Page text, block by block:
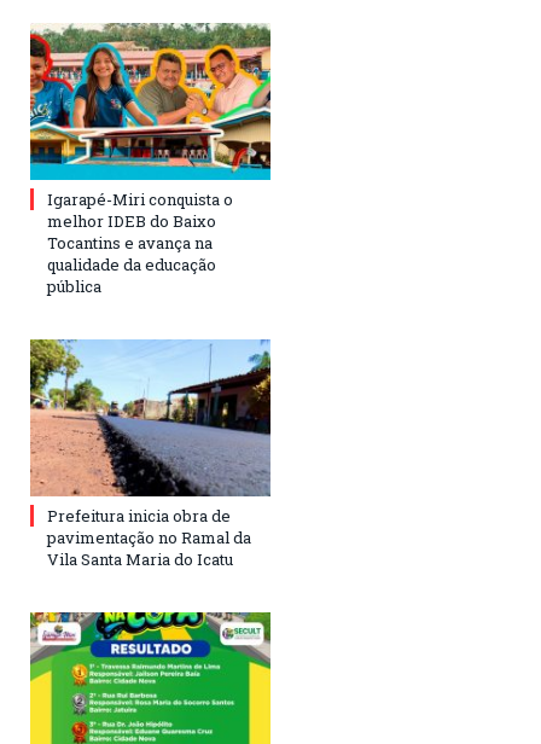
Igarapé-Miri conquista o
melhor IDEB do Baixo
Tocantins e avança na
qualidade da educação
pública
Prefeitura inicia obra de
pavimentação no Ramal da
Vila Santa Maria do Icatu